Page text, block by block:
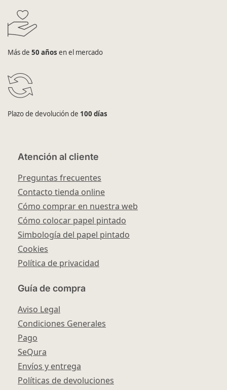
Más de 50 años en el mercado
Plazo de devolución de 100 días
Atención al cliente
Preguntas frecuentes
Contacto tienda online
Cómo comprar en nuestra web
Cómo colocar papel pintado
Simbología del papel pintado
Cookies
Política de privacidad
Guía de compra
Aviso Legal
Condiciones Generales
Pago
SeQura
Envíos y entrega
Políticas de devoluciones